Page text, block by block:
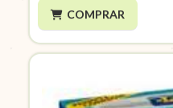
COMPRAR